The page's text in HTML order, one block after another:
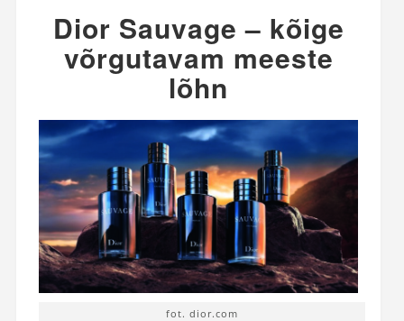
Dior Sauvage – kõige
võrgutavam meeste
lõhn
fot. dior.com